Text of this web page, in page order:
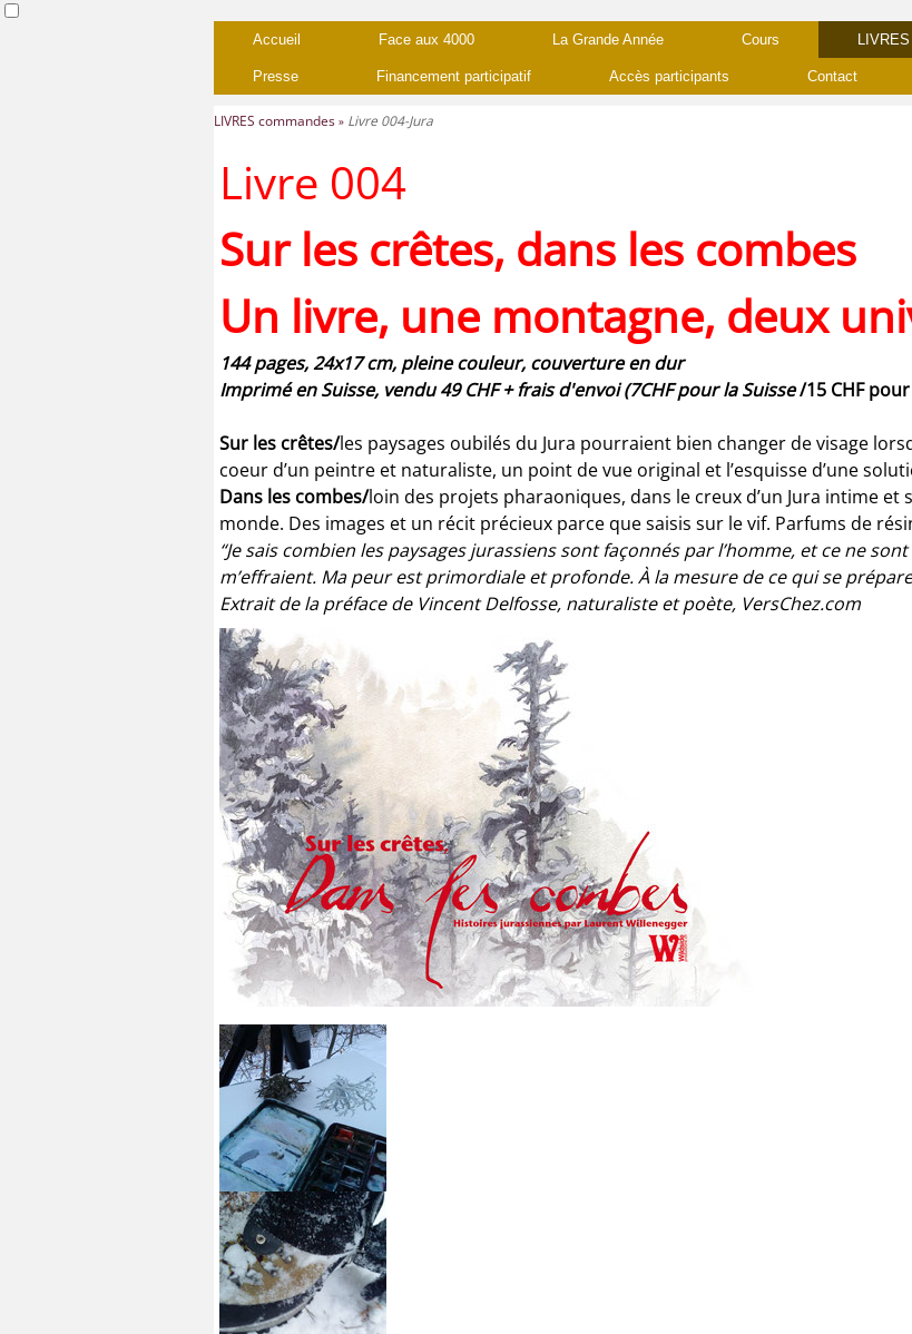
Accueil Face aux 4000 La Grande Année Cours
Presse Financement participatif Accès participants Contact
LIVRES commandes Livre 004-Jura
Livre 004
Sur les crêtes, dans les combes
Un livre, une montagne, deux
144 pages, 24x17 cm, pleine couleur, couverture en dur
Imprimé en Suisse, vendu 49 CHF + frais d'envoi (7CHF pour la Suisse/15 CHF
Sur les crêtes/les paysages oubilés du Jura pourraient bien changer de visage
coeur d’un peintre et naturaliste, un point de vue original et l’esquisse d’une
Dans les combes/loin des projets pharaoniques, dans le creux d’un Jura intime et
monde. Des images et un récit précieux parce que saisis sur le vif. Parfums de
“Je sais combien les paysages jurassiens sont façonnés par l’homme, et ce ne
m’effraient. Ma peur est primordiale et profonde. À la mesure de ce qui se
Extrait de la préface de Vincent Delfosse, naturaliste et poète, VersChez.com